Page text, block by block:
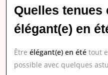
Quelles
élégant(e) en
Être élégant(e) en été tout
possible avec quelques